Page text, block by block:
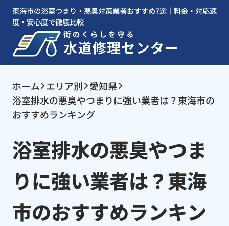
東海市の浴室つまり・悪臭対策業者おすすめ7選｜料金・対応速
度・安心度で徹底比較
ホーム エリア別 愛知県
浴室排水の悪臭やつまりに強い業者は？東海市の
おすすめランキング
浴室排水の悪臭やつま
りに強い業者は？東海
市のおすすめランキン